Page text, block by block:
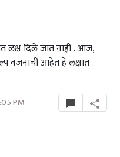
लक्ष दिले जात नाही . आज,
वजनाची आहेत हे लक्षात
PM